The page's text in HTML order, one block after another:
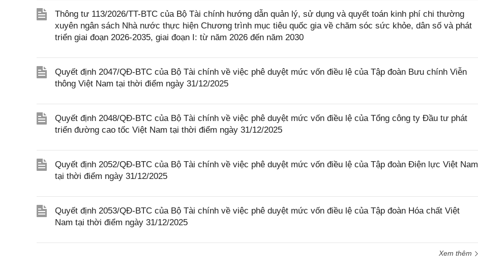
Thông tư 113/2026/TT-BTC của Bộ Tài chính hướng dẫn quản lý, sử dụng và quyết toán kinh phí chi thường
xuyên ngân sách Nhà nước thực hiện Chương trình mục tiêu quốc gia về chăm sóc sức khỏe, dân số và phát
triển giai đoạn 2026-2035, giai đoạn I: từ năm 2026 đến năm 2030
Quyết định 2047/QĐ-BTC của Bộ Tài chính về việc phê duyệt mức vốn điều lệ của Tập đoàn Bưu chính Viễn
thông Việt Nam tại thời điểm ngày 31/12/2025
Quyết định 2048/QĐ-BTC của Bộ Tài chính về việc phê duyệt mức vốn điều lệ của Tổng công ty Đầu tư phát
triển đường cao tốc Việt Nam tại thời điểm ngày 31/12/2025
Quyết định 2052/QĐ-BTC của Bộ Tài chính về việc phê duyệt mức vốn điều lệ của Tập đoàn Điện lực Việt Nam
tại thời điểm ngày 31/12/2025
Quyết định 2053/QĐ-BTC của Bộ Tài chính về việc phê duyệt mức vốn điều lệ của Tập đoàn Hóa chất Việt
Nam tại thời điểm ngày 31/12/2025
Xem thêm